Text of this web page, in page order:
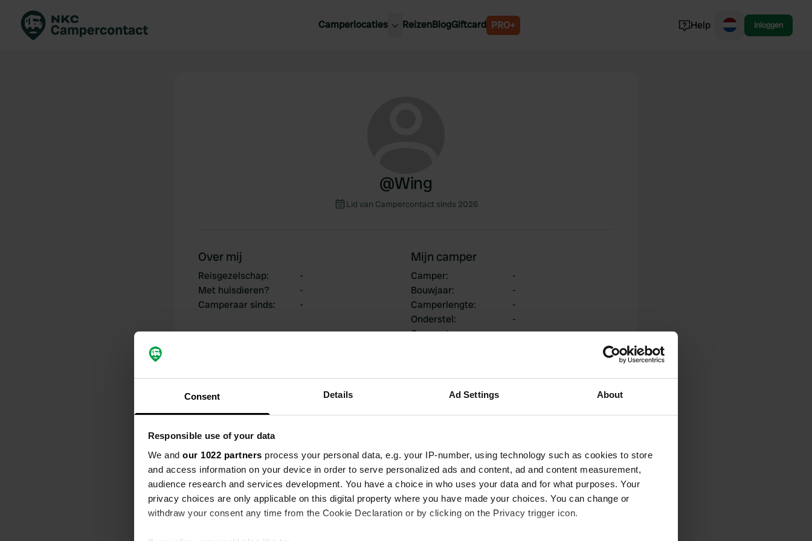
Consent Details Ad Settings About
Responsible use of your data
We and our 1022 partners process your personal data, e.g. your IP-number, using technology such as cookies to store
and access information on your device in order to serve personalized ads and content, ad and content measurement,
audience research and services development. You have a choice in who uses your data and for what purposes. Your
privacy choices are only applicable on this digital property where you have made your choices. You can change or
withdraw your consent any time from the Cookie Declaration or by clicking on the Privacy trigger icon.
Camperlocaties ReizenBlogGiftcard PRO+ Help Inloggen
@Wing
Lid van Campercontact sinds 2026
Over mij
Reisgezelschap:
-
Met huisdieren?
-
Camperaar sinds: -
Mijn camper
Camper:
-
Bouwjaar:
-
Camperlengte:
-
Onderstel:
-
Campertype:
-
Mijn bijdragen
0
Locaties
0
Reviews
0
Wijzigingen
0
Foto's